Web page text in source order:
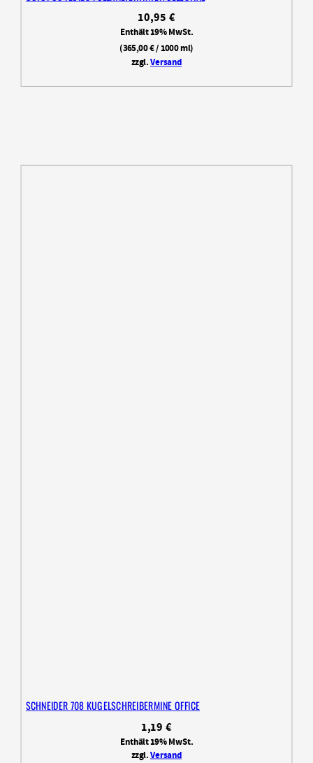
10,95 €
Enthält 19% MwSt.
(365,00€/ 1000 ml)
zzgl.Versand
SCHNEIDER 708 KUGELSCHREIBERMINE OFFICE
1,19€
Enthält 19% MwSt.
zzgl.Versand